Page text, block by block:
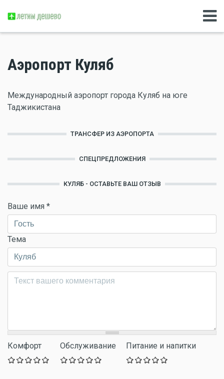
Аэропорт Куляб
Международный аэропорт города Куляб на юге
Таджикистана
ТРАНСФЕР ИЗ АЭРОПОРТА
СПЕЦПРЕДЛОЖЕНИЯ
КУЛЯБ - ОСТАВЬТЕ ВАШ ОТЗЫВ
Ваше имя *
Тема
Комментарий*
Комфорт Обслуживание Питание и напитки